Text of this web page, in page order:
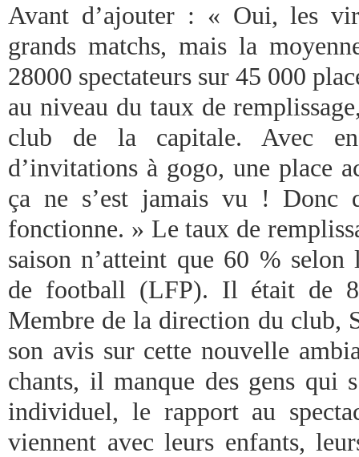
Avant d’ajouter : « Oui, les
grands matchs, mais la
28000 spectateurs sur 45 000
au niveau du taux de
club de la capitale. Avec en
d’invitations à gogo, une place
ça ne s’est jamais vu ! Donc
fonctionne. » Le taux de
saison n’atteint que 60 %
de football (LFP). Il était de
Membre de la direction du club,
son avis sur cette nouvelle
chants, il manque des gens qui
individuel, le rapport au
viennent avec leurs enfants,